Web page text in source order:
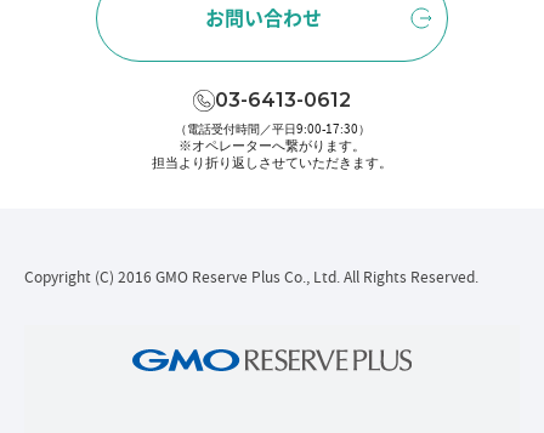
お問い合わせ
03-6413-0612
（電話受付時間／平日9:00-17:30）
※オペレーターへ繋がります。
担当より折り返しさせていただきます。
Copyright (C) 2016 GMO Reserve Plus Co., Ltd. All Rights Reserved.